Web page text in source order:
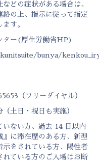
どの症状がある場合は、
絡の上、指示に従って指定
ます。
ター(厚生労働省HP)
bunya/
（フリーダイヤル）
土日・祝日も実施）
いない方、過去 14 日以内
に滞在歴のある方、新型
示をされている方、陽性者
れている方のご入場はお断